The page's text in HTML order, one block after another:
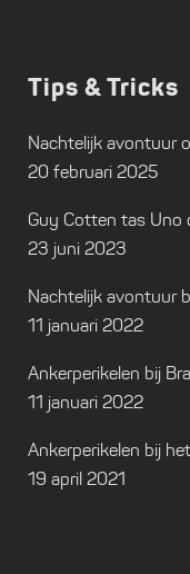
Tips & Tricks
Nachtelijk avontuur
20 februari 2025
Guy Cotten tas Uno
23 juni 2023
Nachtelijk avontuur
11 januari 2022
Ankerperikelen bij
11 januari 2022
Ankerperikelen bij
19 april 2021